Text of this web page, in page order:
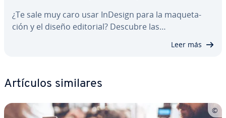
¿Te sale muy caro usar InDesign para la ma­que­ta­
ción y el diseño editorial? Descubre las…
Leer más
Artículos similares